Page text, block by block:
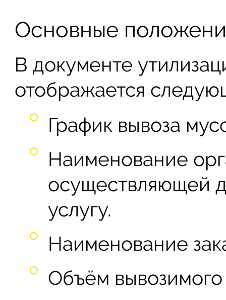
Основные
В документе
отображается
График вывоза
Наименование
осуществляющей
услугу.
Наименование
Объём